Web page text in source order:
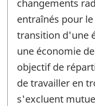
changements
entraînés pour
transition d'une
une économie
objectif de
de travailler en
s'excluent